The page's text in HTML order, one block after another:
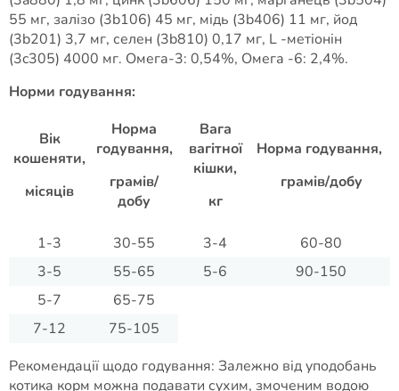
55 мг, залізо (3b106) 45 мг, мідь (3b406) 11 мг, йод
(3b201) 3,7 мг, селен (3b810) 0,17 мг, L -метіонін
(3c305) 4000 мг. Омега-3: 0,54%, Омега -6: 2,4%.
Норми годування:
Вік
кошеняти,
місяців
Норма
годування,
грамів/
добу
Вага
вагітної
кішки,
кг
Норма годування,
грамів/добу
1-3 30-55 3-4
60-80
3-5
55-65 5-6
90-150
5-7
65-75
7-12
75-105
Рекомендації щодо годування: Залежно від уподобань
котика корм можна подавати сухим, змоченим водою